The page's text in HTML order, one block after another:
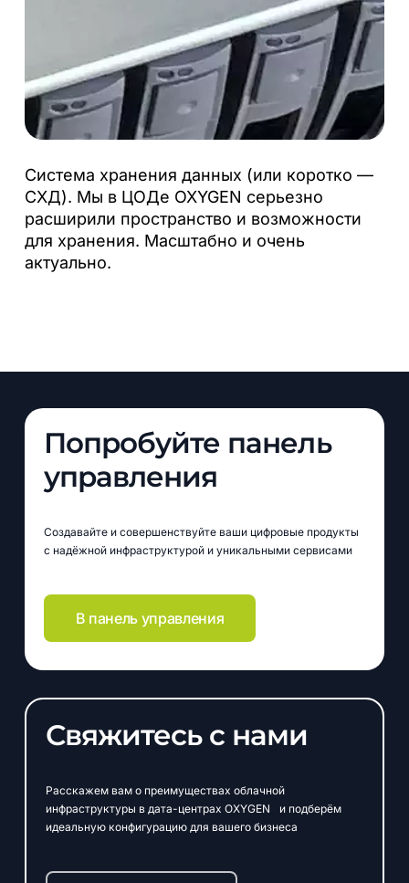
Система хранения данных (или коротко —
СХД). Мы в ЦОДе OXYGEN серьезно
расширили пространство и возможности
для хранения. Масштабно и очень
актуально.
Попробуйте панель
управления
Создавайте и совершенствуйте ваши цифровые продукты
с надёжной инфраструктурой и уникальными сервисами
В панель управления
Свяжитесь с нами
Расскажем вам о преимуществах облачной
инфраструктуры в дата-центрах OXYGEN и подберём
идеальную конфигурацию для вашего бизнеса